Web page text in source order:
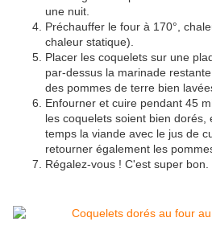
une nuit.
Préchauffer le four à 170°,
chaleur statique).
Placer les coquelets sur une
par-dessus la marinade
des pommes de terre bien
Enfourner et cuire pendant 45
les coquelets soient bien dorés,
temps la viande avec le jus de
retourner également les
Régalez-vous ! C'est super bon.